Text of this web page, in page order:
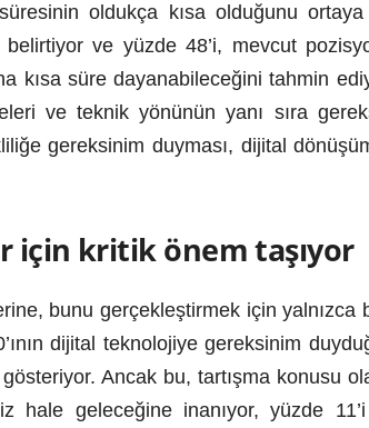
oldukça kısa olduğunu ortaya
ve yüzde 48’i, mevcut
kısa süre dayanabileceğini tahmin
ve teknik yönünün yanı sıra
gereksinim duyması, dijital
için kritik önem taşıyor
bunu gerçekleştirmek için
dijital teknolojiye gereksinim
Ancak bu, tartışma konusu
hale geleceğine inanıyor, yüzde